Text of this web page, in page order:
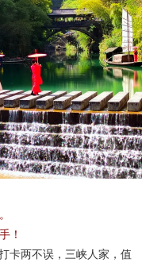
！
卡两不误，三峡人家，值